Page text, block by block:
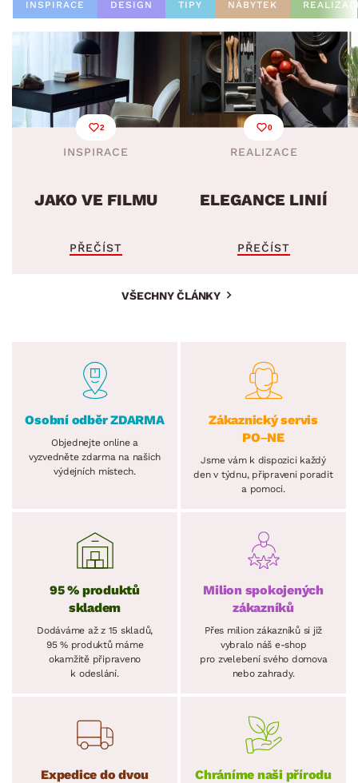
INSPIRACE DESIGN TIPY NÁBYTEK
2
INSPIRACE
JAKO VE FILMU
PŘEČÍST
0
REALIZACE
ELEGANCE LINIÍ
PŘEČÍST
VŠECHNY ČLÁNKY
Osobní odběr ZDARMA
Objednejte online a
vyzvedněte zdarma na našich
výdejních místech.
Zákaznický servis
PO–NE
Jsme vám k dispozici každý
den v týdnu, připraveni poradit
a pomoci.
95 % produktů
skladem
Dodáváme až z 15 skladů,
95 % produktů máme
okamžitě připraveno
k odeslání.
Milion spokojených
zákazníků
Přes milion zákazníků si již
vybralo náš e-shop
pro zvelebení svého domova
nebo zahrady.
Expedice do dvou
Chráníme naši přírodu